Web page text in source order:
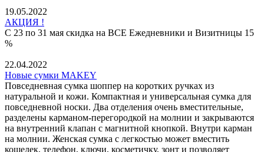
19.05.2022
АКЦИЯ !
С 23 по 31 мая скидка на ВСЕ Ежедневники и Визитницы 15
%
22.04.2022
Новые сумки MAKEY
Повседневная сумка шоппер на коротких ручках из
натуральной и кожи. Компактная и универсальная сумка для
повседневной носки. Два отделения очень вместительные,
разделены карманом-перегородкой на молнии и закрываются
на внутренний клапан с магнитной кнопкой. Внутри карман
на молнии. Женская сумка с легкостью может вместить
кошелек, телефон, ключи, косметичку, зонт и позволяет